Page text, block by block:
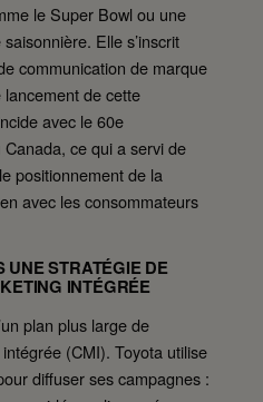
le Super Bowl ou une
Elle s’inscrit
communication de marque
de cette
avec le 60e
ce qui a servi de
positionnement de la
avec les consommateurs
UNE STRATÉGIE DE
INTÉGRÉE
plan plus large de
(CMI). Toyota utilise
diffuser ses campagnes :